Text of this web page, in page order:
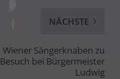
NÄCHSTE
Wiener Sängerknaben zu
Besuch bei Bürgermeister
Ludwig